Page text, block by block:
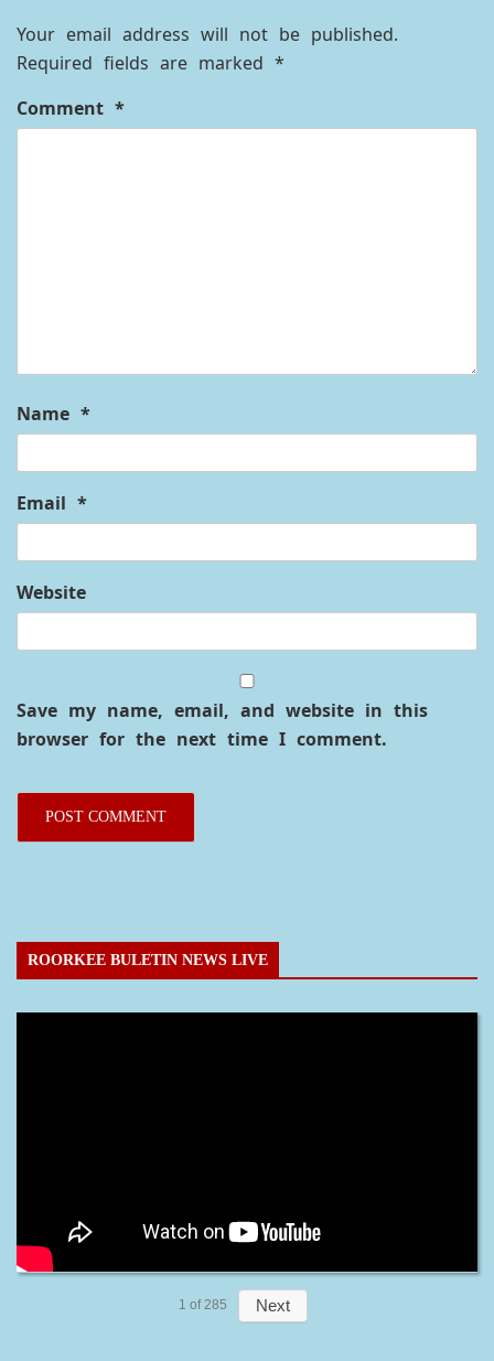
Your email address will not be published.
Required fields are marked *
Comment *
Name *
Email *
Website
Save my name, email, and website in this
browser for the next time I comment.
ROORKEE BULETIN NEWS LIVE
1 of 285 Next